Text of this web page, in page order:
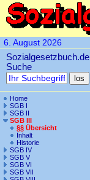
6. August 2026
Sozialgesetzbuch.de
Suche
Home
SGB I
SGB II
SGB III
§§ Übersicht
Inhalt
Historie
SGB IV
SGB V
SGB VI
SGB VII